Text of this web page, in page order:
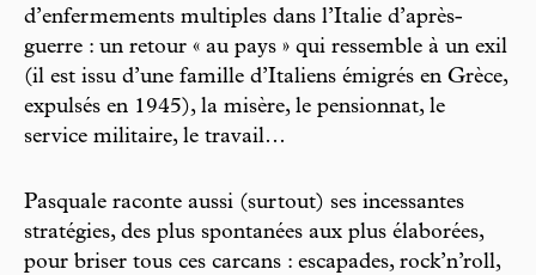
d’enfermements multiples dans l’Italie d’après-
guerre : un retour « au pays » qui ressemble à un exil
(il est issu d’une famille d’Italiens émigrés en Grèce,
expulsés en 1945), la misère, le pensionnat, le
service militaire, le travail…
Pasquale raconte aussi (surtout) ses incessantes
stratégies, des plus spontanées aux plus élaborées,
pour briser tous ces carcans : escapades, rock’n’roll,